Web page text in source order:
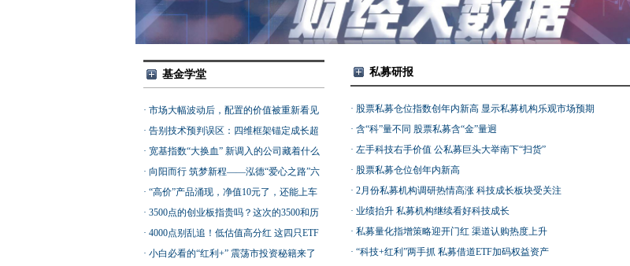
基金学堂
· 市场大幅波动后，配置的价值被重新看见
了吗？
· 告别技术预判误区：四维框架锚定成长超
额收益
· 宽基指数“大换血” 新调入的公司藏着什么
投资线索？
· 向阳而行 筑梦新程——泓德“爱心之路”六
一公益助学
· “高价”产品涌现，净值10元了，还能上车
吗？
· 3500点的创业板指贵吗？这次的3500和历
史有何不同？
· 4000点别乱追！低估值高分红 这四只ETF
超省心
· 小白必看的“红利+” 震荡市投资秘籍来了
私募研报
· 股票私募仓位指数创年内新高 显示私募机构乐观市场预期
· 含“科”量不同 股票私募含“金”量迥
· 左手科技右手价值 公私募巨头大举南下“扫货”
· 股票私募仓位创年内新高
· 2月份私募机构调研热情高涨 科技成长板块受关注
· 业绩抬升 私募机构继续看好科技成长
· 私募量化指增策略迎开门红 渠道认购热度上升
· “科技+红利”两手抓 私募借道ETF加码权益资产